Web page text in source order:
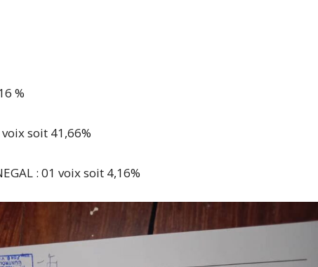
%
soit 41,66%
: 01 voix soit 4,16%